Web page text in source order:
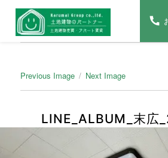
Previous Image Next Image
LINE_ALBUM_末広